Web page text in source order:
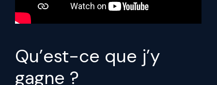
Qu’est-ce que j’y
gagne ?